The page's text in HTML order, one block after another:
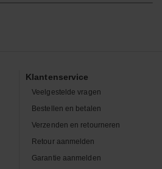
Klantenservice
Veelgestelde vragen
Bestellen en betalen
Verzenden en retourneren
Retour aanmelden
Garantie aanmelden